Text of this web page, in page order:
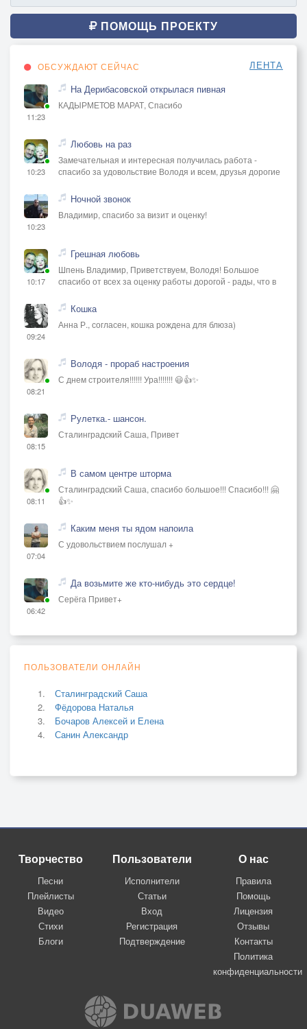
ПОМОЩЬ ПРОЕКТУ
ОБСУЖДАЮТ СЕЙЧАС ЛЕНТА
11:23
На Дерибасовской открылася пивная
КАДЫРМЕТОВ МАРАТ, Спасибо
10:23
Любовь на раз
Замечательная и интересная получилась работа -
спасибо за удовольствие Володя и всем, друзья дорогие
10:23
Ночной звонок
Владимир, спасибо за визит и оценку!
10:17
Грешная любовь
Шпень Владимир, Приветствуем, Володя! Большое
спасибо от всех за оценку работы дорогой - рады, что в
09:24
Кошка
Анна Р., согласен, кошка рождена для блюза)
08:21
Володя - прораб настроения
С днем строителя!!!!!! Ура!!!!!!! 😃👍✨
08:15
Рулетка.- шансон.
Сталинградский Саша, Привет
08:11
В самом центре шторма
Сталинградский Саша, спасибо большое!!! Спасибо!!! 🤗
👍✨
07:04
Каким меня ты ядом напоила
С удовольствием послушал +
06:42
Да возьмите же кто-нибудь это сердце!
Серёга Привет+
ПОЛЬЗОВАТЕЛИ ОНЛАЙН
Сталинградский Саша
Фёдорова Наталья
Бочаров Алексей и Елена
Санин Александр
Творчество
Песни
Плейлисты
Видео
Стихи
Блоги
Пользователи
Исполнители
Статьи
Вход
Регистрация
Подтверждение
О нас
Правила
Помощь
Лицензия
Отзывы
Контакты
Политика
конфиденциальности